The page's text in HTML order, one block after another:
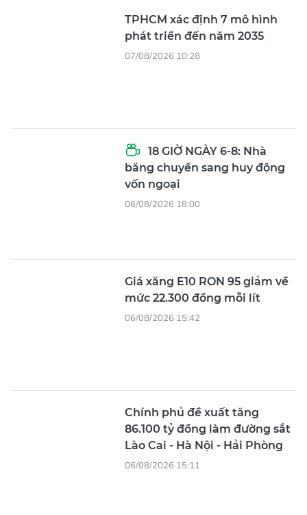
TPHCM xác định 7 mô hình
phát triển đến năm 2035
07/08/2026 10:28
18 GIỜ NGÀY 6-8: Nhà
băng chuyển sang huy động
vốn ngoại
06/08/2026 18:00
Giá xăng E10 RON 95 giảm về
mức 22.300 đồng mỗi lít
06/08/2026 15:42
Chính phủ đề xuất tăng
86.100 tỷ đồng làm đường sắt
Lào Cai - Hà Nội - Hải Phòng
06/08/2026 15:11